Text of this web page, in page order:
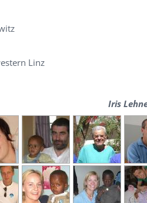
Linz
Iris